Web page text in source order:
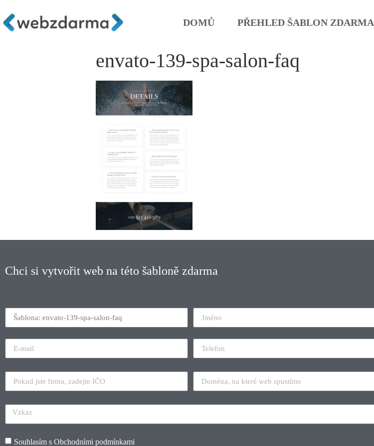
DOMŮ PŘEHLED ŠABLON ZDARMA
envato-139-spa-salon-faq
Chci si vytvořit web na této šabloně zdarma
Souhlasím s Obchodními podmínkami